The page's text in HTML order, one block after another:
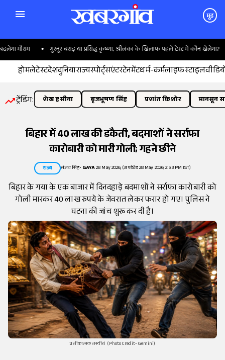
मूड
मौसम गुरनूर बराड़ या प्रसिद्ध कृष्णा, श्रीलंका के खिलाफ पहले टेस्ट में कौन खेलेगा?
होमलेटेस्टदेशदुनियाराज्यस्पोर्ट्सएंटरटेनमेंटधर्म-कर्मलाइफस्टाइल
ट्रेंडिंग: शेख हसीना बृजभूषण सिंह प्रशांत किशोर मानसून
बिहार में 40 लाख की डकैती, बदमाशों ने सर्राफा
कारोबारी को मारी गोली; गहने छीने
राज्य संजय सिंह• GAYA28 May 2026, (अपडेटेड 28 May 2026, 2:53 PM IST)
बिहार के गया के एक बाजार में दिनदहाड़े बदमाशों ने सर्राफा कारोबारी को
गोली मारकर 40 लाख रुपये के जेवरात लेकर फरार हो गए। पुलिस ने
घटना की जांच शुरू कर दी है।
प्रतीकात्मक तस्वीर। (Photo Credit- Gemini)